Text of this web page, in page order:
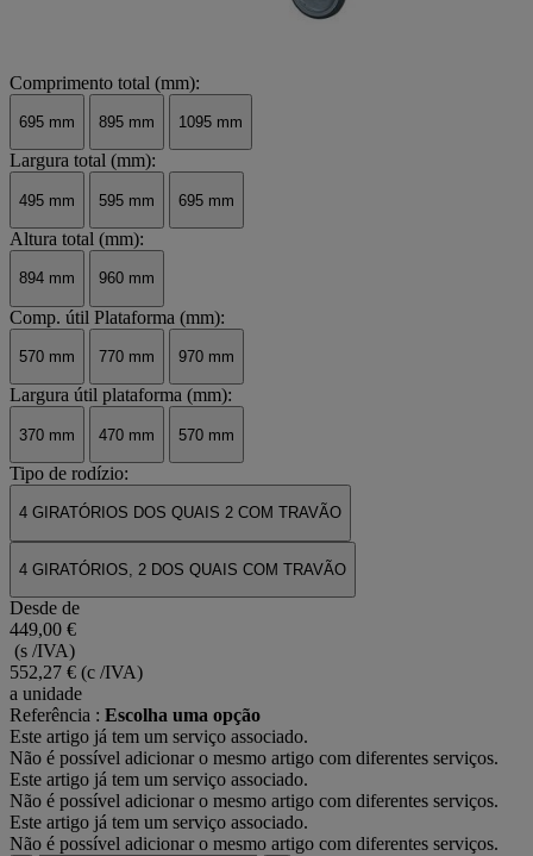
Comprimento total (mm):
695 mm 895 mm 1095 mm
Largura total (mm):
495 mm 595 mm 695 mm
Altura total (mm):
894 mm 960 mm
Comp. útil Plataforma (mm):
570 mm 770 mm 970 mm
Largura útil plataforma (mm):
370 mm 470 mm 570 mm
Tipo de rodízio:
4 GIRATÓRIOS DOS QUAIS 2 COM TRAVÃO
4 GIRATÓRIOS, 2 DOS QUAIS COM TRAVÃO
Desde de
449,00 €
(s /IVA)
552,27 € (c /IVA)
a unidade
Referência : Escolha uma opção
Este artigo já tem um serviço associado.
Não é possível adicionar o mesmo artigo com diferentes serviços.
Este artigo já tem um serviço associado.
Não é possível adicionar o mesmo artigo com diferentes serviços.
Este artigo já tem um serviço associado.
Não é possível adicionar o mesmo artigo com diferentes serviços.